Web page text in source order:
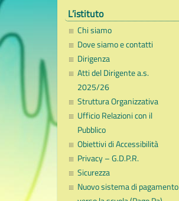
L’istituto
Chi siamo
Dove siamo e contatti
Dirigenza
Atti del Dirigente a.s.
2025/26
Struttura Organizzativa
Ufficio Relazioni con il
Pubblico
Obiettivi di Accessibilità
Privacy – G.D.P.R.
Sicurezza
Nuovo sistema di pagamento